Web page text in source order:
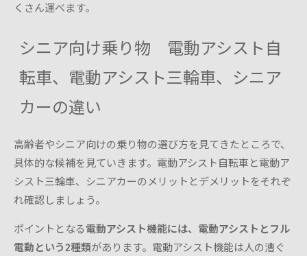
くさん運べます。
シニア向け乗り物 電動アシスト自
転車、電動アシスト三輪車、シニア
カーの違い
高齢者やシニア向けの乗り物の選び方を見てきたところで、
具体的な候補を見ていきます。電動アシスト自転車と電動ア
シスト三輪車、シニアカーのメリットとデメリットをそれぞ
れ確認しましょう。
ポイントとなる 電動アシスト機能には、電動アシストとフル
電動という2種類があります。電動アシスト機能は人の漕ぐ